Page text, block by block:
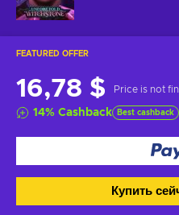
FEATURED OFFER
16,78 $ Price is not
14% Cashback Best cashback
Купить